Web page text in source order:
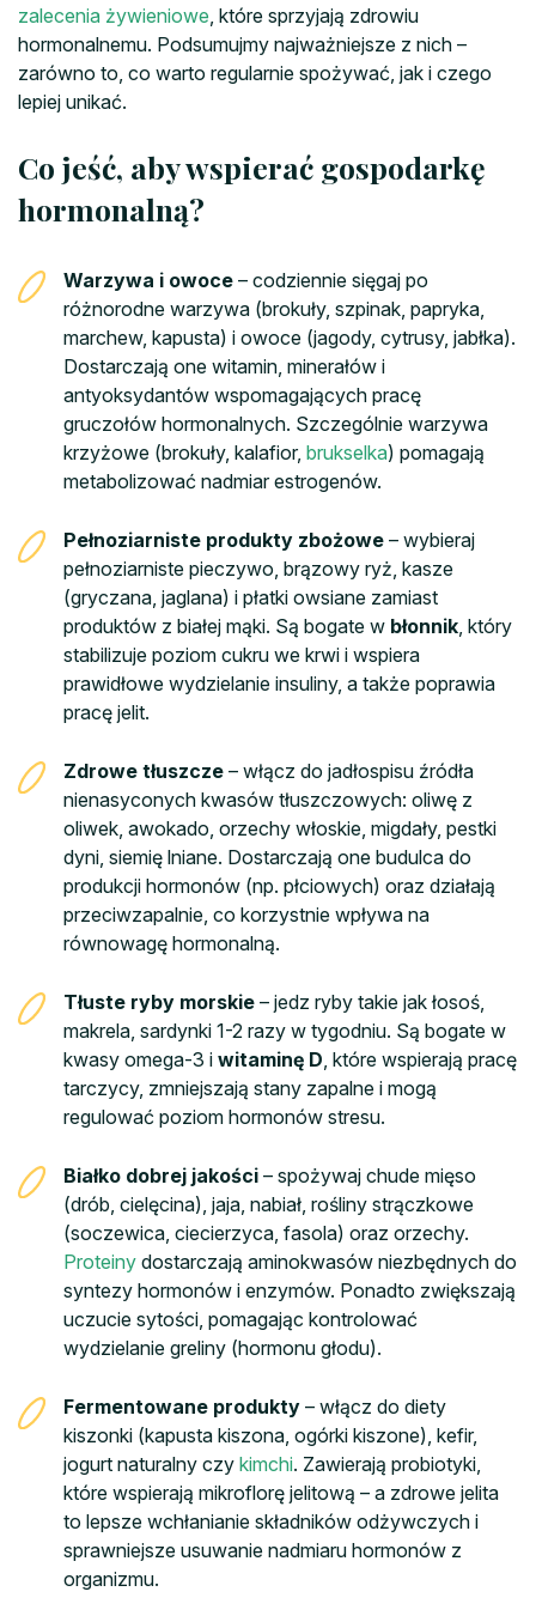
zalecenia żywieniowe , które sprzyjają zdrowiu
hormonalnemu. Podsumujmy najważniejsze z nich –
zarówno to, co warto regularnie spożywać, jak i czego
lepiej unikać.
Co jeść, aby wspierać gospodarkę
hormonalną?
Warzywa i owoce – codziennie sięgaj po
różnorodne warzywa (brokuły, szpinak, papryka,
marchew, kapusta) i owoce (jagody, cytrusy, jabłka).
Dostarczają one witamin, minerałów i
antyoksydantów wspomagających pracę
gruczołów hormonalnych. Szczególnie warzywa
krzyżowe (brokuły, kalafior, brukselka) pomagają
metabolizować nadmiar estrogenów.
Pełnoziarniste produkty zbożowe – wybieraj
pełnoziarniste pieczywo, brązowy ryż, kasze
(gryczana, jaglana) i płatki owsiane zamiast
produktów z białej mąki. Są bogate w błonnik , który
stabilizuje poziom cukru we krwi i wspiera
prawidłowe wydzielanie insuliny, a także poprawia
pracę jelit.
Zdrowe tłuszcze – włącz do jadłospisu źródła
nienasyconych kwasów tłuszczowych: oliwę z
oliwek, awokado, orzechy włoskie, migdały, pestki
dyni, siemię lniane. Dostarczają one budulca do
produkcji hormonów (np. płciowych) oraz działają
przeciwzapalnie, co korzystnie wpływa na
równowagę hormonalną.
Tłuste ryby morskie – jedz ryby takie jak łosoś,
makrela, sardynki 1-2 razy w tygodniu. Są bogate w
kwasy omega-3 i witaminę D , które wspierają pracę
tarczycy, zmniejszają stany zapalne i mogą
regulować poziom hormonów stresu.
Białko dobrej jakości – spożywaj chude mięso
(drób, cielęcina), jaja, nabiał, rośliny strączkowe
(soczewica, ciecierzyca, fasola) oraz orzechy.
Proteiny dostarczają aminokwasów niezbędnych do
syntezy hormonów i enzymów. Ponadto zwiększają
uczucie sytości, pomagając kontrolować
wydzielanie greliny (hormonu głodu).
Fermentowane produkty – włącz do diety
kiszonki (kapusta kiszona, ogórki kiszone), kefir,
jogurt naturalny czy kimchi. Zawierają probiotyki,
które wspierają mikroflorę jelitową – a zdrowe jelita
to lepsze wchłanianie składników odżywczych i
sprawniejsze usuwanie nadmiaru hormonów z
organizmu.